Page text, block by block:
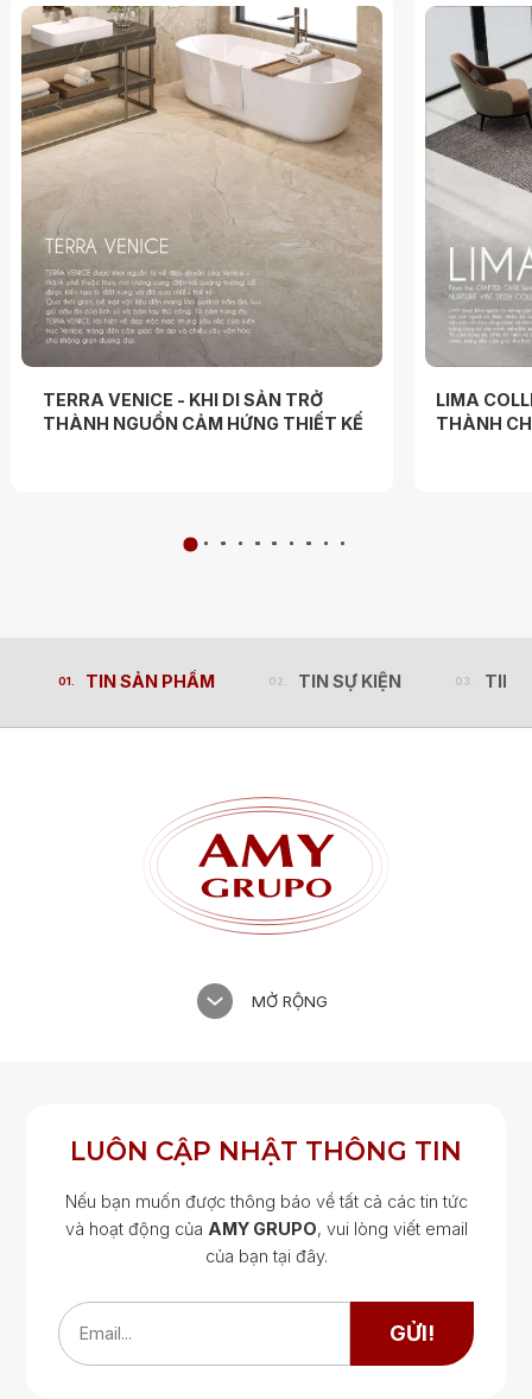
TERRA VENICE - KHI DI SẢN TRỞ
THÀNH NGUỒN CẢM HỨNG THIẾT KẾ
LIMA
THÀNH
TIN SẢN PHẨM
TIN SẢN PHẨM
TIN SỰ KIỆN
TIN SỰ KIỆN
TIN
TIN
MỞ RỘNG
LUÔN CẬP NHẬT THÔNG TIN
Nếu bạn muốn được thông báo về tất cả các tin tức
và hoạt động của AMY GRUPO, vui lòng viết email
của bạn tại đây.
Email... GỬI!